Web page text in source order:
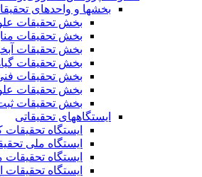
بخشها و واحدهای
بخش تحقیقات
بخش تحقیقات
بخش تحقیقات
بخش تحقیقات
بخش تحقیقات
بخش تحقیقات
بخش تحقیقات
ایستگاههای تحقیقاتی
ایستگاه
ایستگاه ملی
ایستگاه
ایستگاه تحقیقات